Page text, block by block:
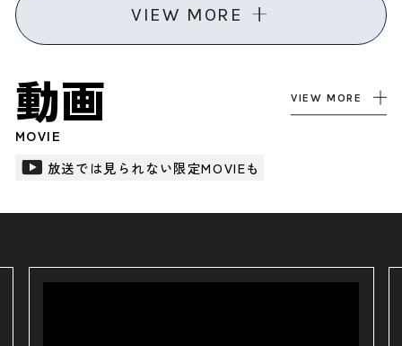
VIEW MORE
動画 VIEW MORE
MOVIE
放送では見られない限定MOVIEも